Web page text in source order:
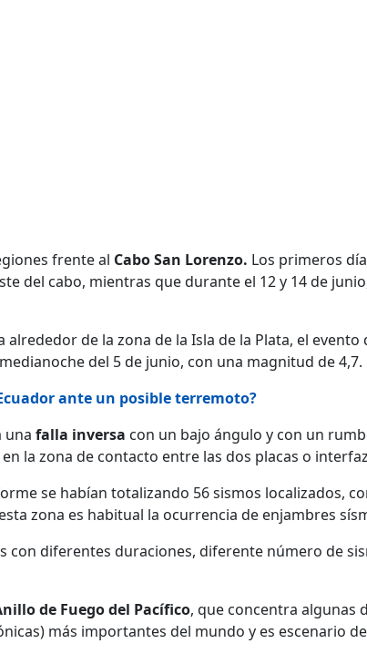
frente al Cabo San Lorenzo. Los primeros
del cabo, mientras que durante el 12 y 14 de
de la zona de la Isla de la Plata, el evento
del 5 de junio, con una magnitud de 4,7.
ante un posible terremoto?
una falla inversa con un bajo ángulo y con un
la zona de contacto entre las dos placas o
se habían totalizando 56 sismos localizados,
zona es habitual la ocurrencia de enjambres
con diferentes duraciones, diferente número de
de Fuego del Pacífico, que concentra algunas
más importantes del mundo y es escenario